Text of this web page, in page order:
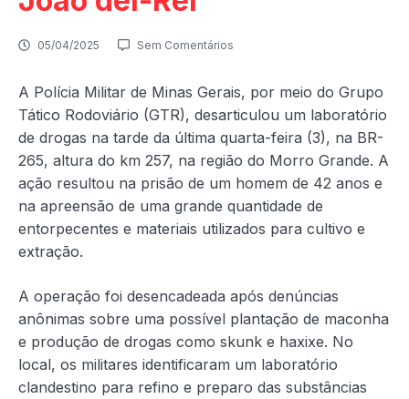
05/04/2025 Sem Comentários
A Polícia Militar de Minas Gerais, por meio do Grupo
Tático Rodoviário (GTR), desarticulou um laboratório
de drogas na tarde da última quarta-feira (3), na BR-
265, altura do km 257, na região do Morro Grande. A
ação resultou na prisão de um homem de 42 anos e
na apreensão de uma grande quantidade de
entorpecentes e materiais utilizados para cultivo e
extração.
A operação foi desencadeada após denúncias
anônimas sobre uma possível plantação de maconha
e produção de drogas como skunk e haxixe. No
local, os militares identificaram um laboratório
clandestino para refino e preparo das substâncias